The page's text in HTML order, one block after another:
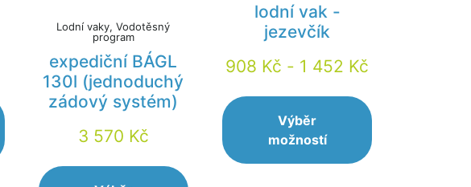
Lodní vaky, Vodotěsný
program
expediční BÁGL
130l (jednoduchý
zádový systém)
3 570 Kč
lodní vak -
jezevčík
908 Kč - 1 452 Kč
Výběr
možností